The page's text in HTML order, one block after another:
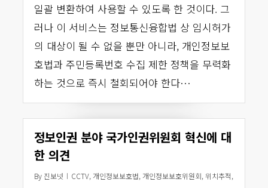
일괄 변환하여 사용할 수 있도록 한 것이다. 그
러나 이 서비스는 정보통신융합법 상 임시허가
의 대상이 될 수 없을 뿐만 아니라, 개인정보보
호법과 주민등록번호 수집 제한 정책을 무력화
하는 것으로 즉시 철회되어야 한다…
정보인권 분야 국가인권위원회 혁신에 대
한 의견
By 진보넷 CCTV, 개인정보보호법, 개인정보보호위원회,위치추적,